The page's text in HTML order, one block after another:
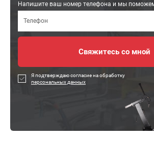
Напишите ваш номер телефона и мы
Я подтверждаю согласие на обработку
персональных данных